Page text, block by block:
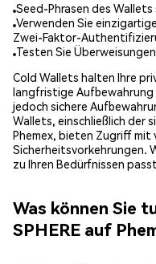
Seed-Phrasen des
Verwenden Sie
Zwei-Faktor-
Testen Sie
Cold Wallets halten Ihre
langfristige
jedoch sichere
Wallets, einschließlich der
Phemex, bieten Zugriff mit
Sicherheitsvorkehrungen.
zu Ihren Bedürfnissen
Was können Sie
SPHERE auf